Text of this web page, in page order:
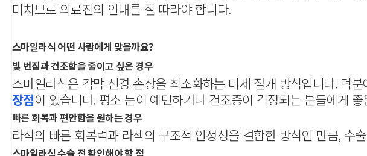
미치므로 의료진의 안내를 잘 따라야 합니다.
스마일라식 어떤 사람에게 맞을까요?
빛 번짐과 건조함을 줄이고 싶은 경우
스마일라식은 각막 신경 손상을 최소화하는 미세 절개 방식입니다. 덕
장점이 있습니다. 평소 눈이 예민하거나 건조증이 걱정되는 분들에게
빠른 회복과 편안함을 원하는 경우
라식의 빠른 회복력과 라섹의 구조적 안정성을 결합한 방식인 만큼, 수
스마일라식 수술 전 확인해야 할 점